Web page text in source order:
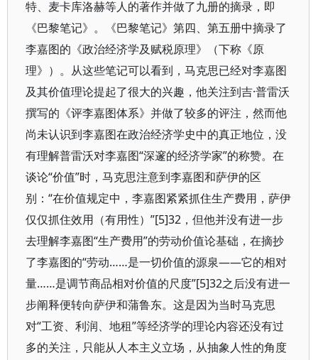
特、麦卡库洛赫等人的著作并做了九册的摘录，即
《巴黎笔记》。《巴黎笔记》第四、第五册中摘录了
李嘉图的《政治经济学及赋税原理》（下称《原
理》）。从这些笔记可以看到，马克思已经对李嘉图
及其价值理论提起了很大的兴趣，他关注到吉·普雷沃
撰写的《评李嘉图体系》并做了较多的评注，然而他
尚未认识到李嘉图在政治经济学史中的真正地位，没
有理解普雷沃对李嘉图“深邃的经济学家”的称赞。在
谈论“价值”时，马克思注意到李嘉图和萨伊的区
别：“在价值规定中，李嘉图紧紧抓住生产费用，萨伊
仅仅抓住效用（有用性）”[5]32，但他并没有进一步
去理解李嘉图“生产费用”的劳动价值论基础，在摘抄
了李嘉图的“劳动……是一切价值的源泉——它的相对
量……是调节商品相对价值的尺度”[5]32之后没有进一
步阐释便转向萨伊和蒲鲁东。这是因为当时马克思
对“工资、利润、地租”等经济学的理论内容还没有过
多的关注，只能从人本主义立场，从抽象人性的角度